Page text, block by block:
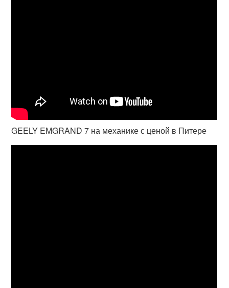
GEELY EMGRAND 7 на механике с ценой в Питере